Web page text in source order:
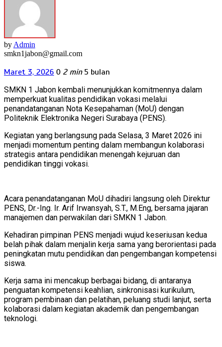
by Admin
smkn1jabon@gmail.com
Maret 3, 2026 0 2 min 5 bulan
SMKN 1 Jabon kembali menunjukkan komitmennya dalam
memperkuat kualitas pendidikan vokasi melalui
penandatanganan Nota Kesepahaman (MoU) dengan
Politeknik Elektronika Negeri Surabaya (PENS).
Kegiatan yang berlangsung pada Selasa, 3 Maret 2026 ini
menjadi momentum penting dalam membangun kolaborasi
strategis antara pendidikan menengah kejuruan dan
pendidikan tinggi vokasi.
Acara penandatanganan MoU dihadiri langsung oleh Direktur
PENS, Dr.-Ing. Ir. Arif Irwansyah, S.T., M.Eng, bersama jajaran
manajemen dan perwakilan dari SMKN 1 Jabon.
Kehadiran pimpinan PENS menjadi wujud keseriusan kedua
belah pihak dalam menjalin kerja sama yang berorientasi pada
peningkatan mutu pendidikan dan pengembangan kompetensi
siswa.
Kerja sama ini mencakup berbagai bidang, di antaranya
penguatan kompetensi keahlian, sinkronisasi kurikulum,
program pembinaan dan pelatihan, peluang studi lanjut, serta
kolaborasi dalam kegiatan akademik dan pengembangan
teknologi.